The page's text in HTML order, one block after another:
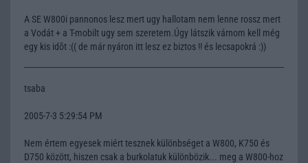
A SE W800i pannonos lesz mert ugy hallotam nem lenne rossz mert
a Vodát + a T-mobilt ugy sem szeretem.Úgy látszik várnom kell még
egy kis idõt :(( de már nyáron itt lesz ez biztos !! és lecsapokrá :))
tsaba
2005-7-3 5:29:54 PM
Nem értem egyesek miért tesznek különbséget a W800, K750 és
D750 között, hiszen csak a burkolatuk különbözik... meg a W800-hoz